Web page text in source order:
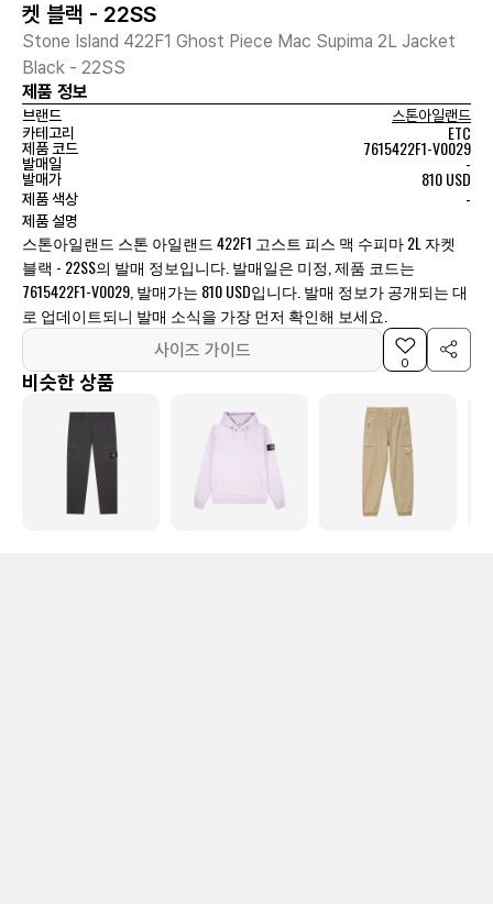
켓 블랙 - 22SS
Stone Island 422F1 Ghost Piece Mac Supima 2L Jacket
Black - 22SS
제품 정보
브랜드
스톤아일랜드
카테고리
ETC
제품 코드 7615422F1-V0029
발매일 -
발매가 810 USD
제품 색상 -
제품 설명
스톤아일랜드 스톤 아일랜드 422F1 고스트 피스 맥 수피마 2L 자켓
블랙 - 22SS의 발매 정보입니다. 발매일은 미정, 제품 코드는
7615422F1-V0029, 발매가는 810 USD입니다. 발매 정보가 공개되는 대
로 업데이트되니 발매 소식을 가장 먼저 확인해 보세요.
사이즈 가이드
0
비슷한 상품